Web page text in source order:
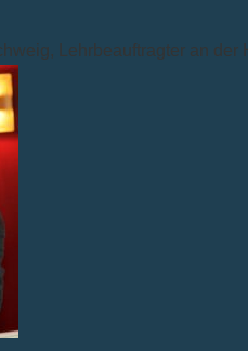
Lehrbeauftragter an